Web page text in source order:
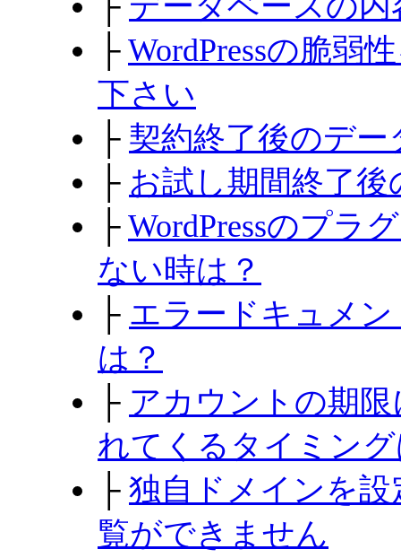
├ WordPressの脆弱
下さい
├ 契約終了後のデー
├ お試し期間終了
├ WordPressのプラ
ない時は？
├ エラードキュメ
は？
├ アカウントの期
れてくるタイミン
├ 独自ドメインを
覧ができません